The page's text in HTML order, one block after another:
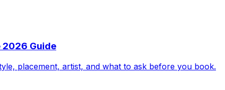
2026 Guide
placement, artist, and what to ask before you book.